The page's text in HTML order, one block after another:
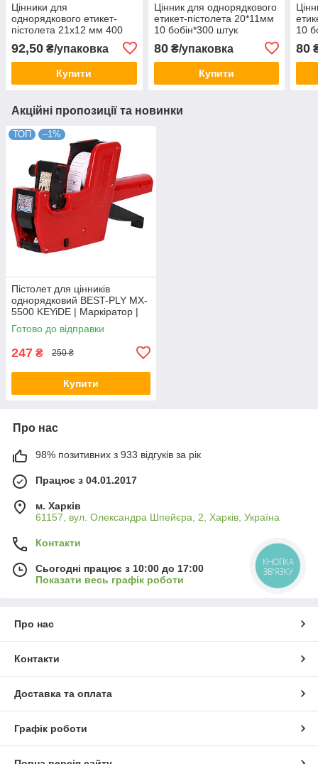
Цінники для
однорядкового етикет-
пістолета 21х12 мм 400
прямокутні KNZ
92,50 ₴/упаковка
Купити
Цінник для однорядкового
етикет-пістолета 20*11мм
10 бобін*300 штук
80₴/упаковка
Купити
10
80
Акційні пропозиції та новинки
ТОП –1%
Пістолет для цінників
однорядковий BEST-PLY MX-
5500 KEYiDE | Маркіратор |
Машинка для цінників KNZ
Готово до відправки
247 ₴ 250 ₴
Купити
Про нас
98% позитивних з 933 відгуків за рік
Працює з 04.01.2017
м. Харків
61157, вул. Олександра Шпейєра, 2, Харків, Україна
Контакти
Сьогодні працює з 10:00 до 17:00
Показати весь графік роботи
Про нас
Контакти
Доставка та оплата
Графік роботи
КНОПКА
ЗВ'ЯЗКУ